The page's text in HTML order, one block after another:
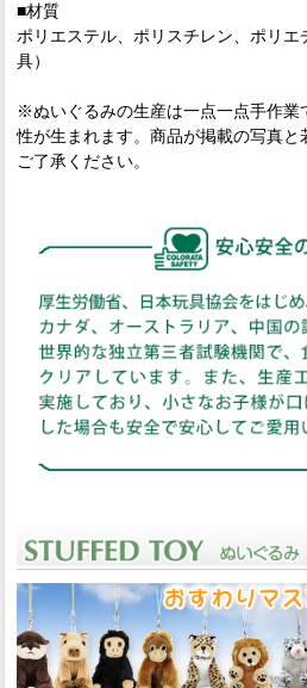
■材質
ポリエステル、ポリスチレン、ポリ
具）
※ぬいぐるみの生産は一点一点手作業
性が生まれます。商品が掲載の写真
ご了承ください。